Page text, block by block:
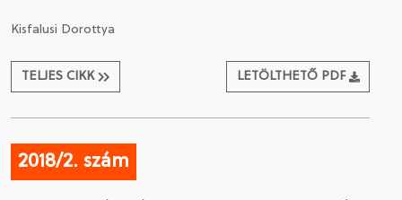
Kisfalusi Dorottya
TELJES CIKK LETÖLTHETŐ PDF
2018/2. szám